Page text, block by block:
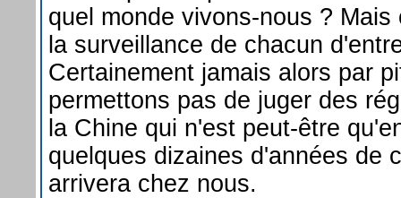
quel monde vivons-nous ? Mais
la surveillance de chacun
Certainement jamais alors par
permettons pas de juger des
la Chine qui n'est peut-être
quelques dizaines d'années de
arrivera chez nous.